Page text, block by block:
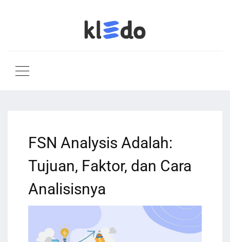
FSN Analysis Adalah:
Tujuan, Faktor, dan Cara
Analisisnya